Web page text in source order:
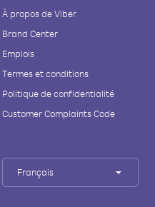
À propos de Viber
Brand Center
Emplois
Termes et conditions
Politique de confidentialité
Customer Complaints Code
Français